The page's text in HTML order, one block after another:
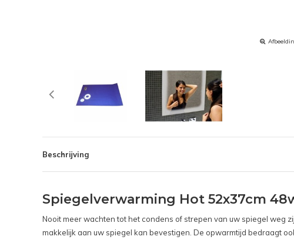
Beschrijving
Spiegelverwarming Hot 52x37cm
Nooit meer wachten tot het condens of strepen van uw spiegel weg
makkelijk aan uw spiegel kan bevestigen. De opwarmtijd bedraagt